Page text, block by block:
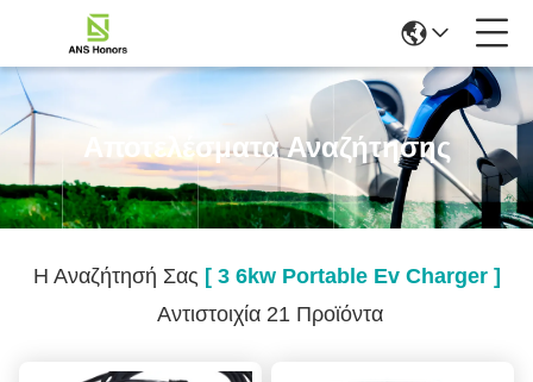
Αποτελέσματα Αναζήτησης
Η Αναζήτησή Σας [ 3 6kw Portable Ev Charger ]
Αντιστοιχία 21 Προϊόντα